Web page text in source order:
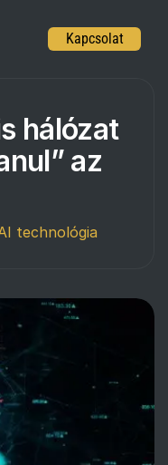
Kapcsolat
hálózat
az
technológia